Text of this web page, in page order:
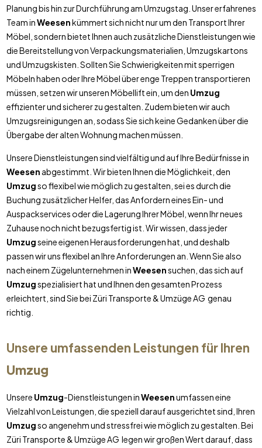
Planung bis hin zur Durchführung am Umzugstag. Unser erfahrenes
Team inWeesenkümmert sich nicht nur um den Transport Ihrer
Möbel, sondern bietet Ihnen auch zusätzliche Dienstleistungen wie
die Bereitstellung von Verpackungsmaterialien, Umzugskartons
und Umzugskisten. Sollten Sie Schwierigkeiten mit sperrigen
Möbeln haben oder Ihre Möbel über enge Treppen transportieren
müssen, setzen wir unseren Möbellift ein, um den Umzug
effizienter und sicherer zu gestalten. Zudem bieten wir auch
Umzugsreinigungen an, sodass Sie sich keine Gedanken über die
Übergabe der alten Wohnung machen müssen.
Unsere Dienstleistungen sind vielfältig und auf Ihre Bedürfnisse in
Weesen abgestimmt. Wir bieten Ihnen die Möglichkeit, den
Umzugso flexibel wie möglich zu gestalten, sei es durch die
Buchung zusätzlicher Helfer, das Anfordern eines Ein- und
Auspackservices oder die Lagerung Ihrer Möbel, wenn Ihr neues
Zuhause noch nicht bezugsfertig ist. Wir wissen, dass jeder
Umzugseine eigenen Herausforderungen hat, und deshalb
passen wir uns flexibel an Ihre Anforderungen an. Wenn Sie also
nach einem Zügelunternehmen inWeesensuchen, das sich auf
Umzugspezialisiert hat und Ihnen den gesamten Prozess
erleichtert, sind Sie bei Züri Transporte & Umzüge AG genau
richtig.
Unsere umfassenden Leistungen für Ihren
Umzug
Unsere Umzug-Dienstleistungen inWeesenumfassen eine
Vielzahl von Leistungen, die speziell darauf ausgerichtet sind, Ihren
Umzugso angenehm und stressfrei wie möglich zu gestalten. Bei
Züri Transporte & Umzüge AG legen wir großen Wert darauf, dass